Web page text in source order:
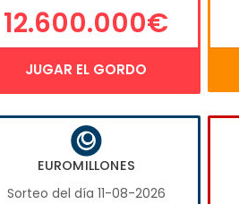
12.600.000€
JUGAR EL GORDO
EUROMILLONES
Sorteo del día 11-08-2026